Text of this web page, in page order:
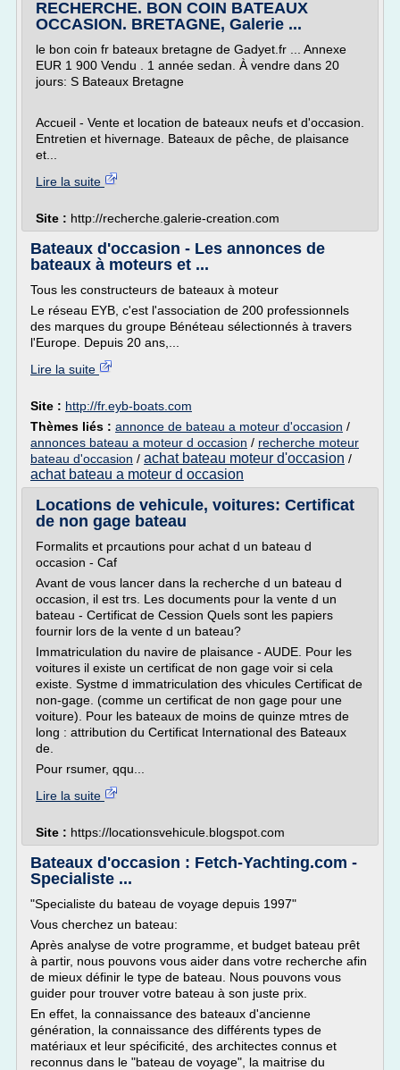
RECHERCHE. BON COIN BATEAUX
OCCASION. BRETAGNE, Galerie ...
le bon coin fr bateaux bretagne de Gadyet.fr ... Annexe
EUR 1 900 Vendu . 1 année sedan. À vendre dans 20
jours: S Bateaux Bretagne
Accueil - Vente et location de bateaux neufs et d'occasion.
Entretien et hivernage. Bateaux de pêche, de plaisance
et...
Lire la suite
Site : http://recherche.galerie-creation.com
Bateaux d'occasion - Les annonces de
bateaux à moteurs et ...
Tous les constructeurs de bateaux à moteur
Le réseau EYB, c'est l'association de 200 professionnels
des marques du groupe Bénéteau sélectionnés à travers
l'Europe. Depuis 20 ans,...
Lire la suite
Site : http://fr.eyb-boats.com
Thèmes liés : annonce de bateau a moteur d'occasion /
annonces bateau a moteur d occasion / recherche moteur
bateau d'occasion / achat bateau moteur d'occasion /
achat bateau a moteur d occasion
Locations de vehicule, voitures: Certificat
de non gage bateau
Formalits et prcautions pour achat d un bateau d
occasion - Caf
Avant de vous lancer dans la recherche d un bateau d
occasion, il est trs. Les documents pour la vente d un
bateau - Certificat de Cession Quels sont les papiers
fournir lors de la vente d un bateau?
Immatriculation du navire de plaisance - AUDE. Pour les
voitures il existe un certificat de non gage voir si cela
existe. Systme d immatriculation des vhicules Certificat de
non-gage. (comme un certificat de non gage pour une
voiture). Pour les bateaux de moins de quinze mtres de
long : attribution du Certificat International des Bateaux
de.
Pour rsumer, qqu...
Lire la suite
Site : https://locationsvehicule.blogspot.com
Bateaux d'occasion : Fetch-Yachting.com -
Specialiste ...
"Specialiste du bateau de voyage depuis 1997"
Vous cherchez un bateau:
Après analyse de votre programme, et budget bateau prêt
à partir, nous pouvons vous aider dans votre recherche afin
de mieux définir le type de bateau. Nous pouvons vous
guider pour trouver votre bateau à son juste prix.
En effet, la connaissance des bateaux d'ancienne
génération, la connaissance des différents types de
matériaux et leur spécificité, des architectes connus et
reconnus dans le "bateau de voyage", la maitrise du